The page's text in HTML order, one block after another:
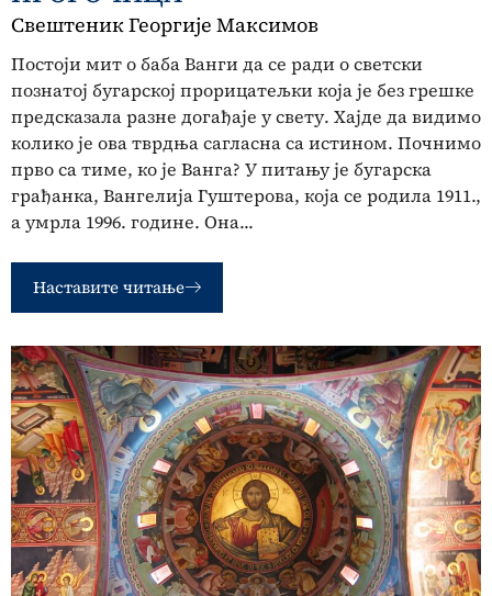
Свештеник Георгије Максимов
Постоји мит о баба Ванги да се ради о светски
познатој бугарској прорицатељки која је без грешке
предсказала разне догађаје у свету. Хајде да видимо
колико је ова тврдња сагласна са истином. Почнимо
прво са тиме, ко је Ванга? У питању је бугарска
грађанка, Вангелија Гуштерова, која се родила 1911.,
а умрла 1996. године. Она...
Наставите читање